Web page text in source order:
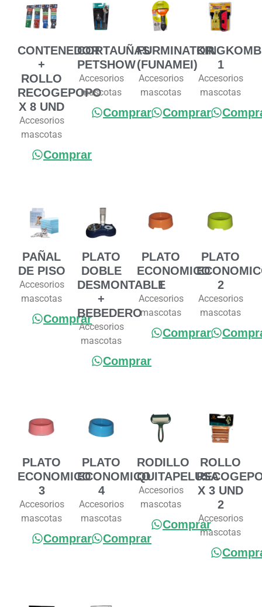
CONTENEDOR
+
ROLLO
RECOGEPOPO
X 8 UND
Accesorios
mascotas
Comprar
CORTAUÑAS
PETSHOW
Accesorios
mascotas
Comprar
FURMINATOR
(FUNAMEI)
Accesorios
mascotas
Comprar
KINGKOMB
1
Accesorios
mascotas
PAÑAL
DE PISO
Accesorios
mascotas
Comprar
PLATO
DOBLE
DESMONTABLE
+
BEBEDERO
Accesorios
mascotas
Comprar
PLATO
ECONOMICO
1
Accesorios
mascotas
Comprar
PLATO
2
Accesorios
mascotas
PLATO
ECONOMICO
3
Accesorios
mascotas
Comprar
PLATO
ECONOMICO
4
Accesorios
mascotas
Comprar
RODILLO
QUITAPELUSA
Accesorios
mascotas
Comprar
ROLLO
X 3 UND
2
Accesorios
mascotas